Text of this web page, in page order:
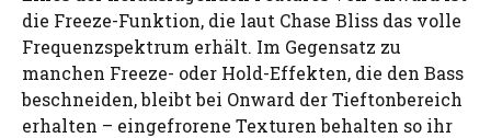
die Freeze-Funktion, die laut Chase Bliss das volle
Frequenzspektrum erhält. Im Gegensatz zu
manchen Freeze- oder Hold-Effekten, die den Bass
beschneiden, bleibt bei Onward der Tieftonbereich
erhalten – eingefrorene Texturen behalten so ihr